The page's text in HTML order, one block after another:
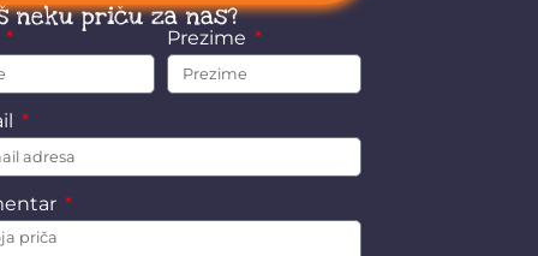
neku priču za nas?
Prezime